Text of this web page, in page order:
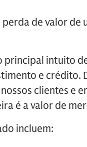
de valor de
principal intuito
e crédito.
clientes e
é a valor de
incluem: